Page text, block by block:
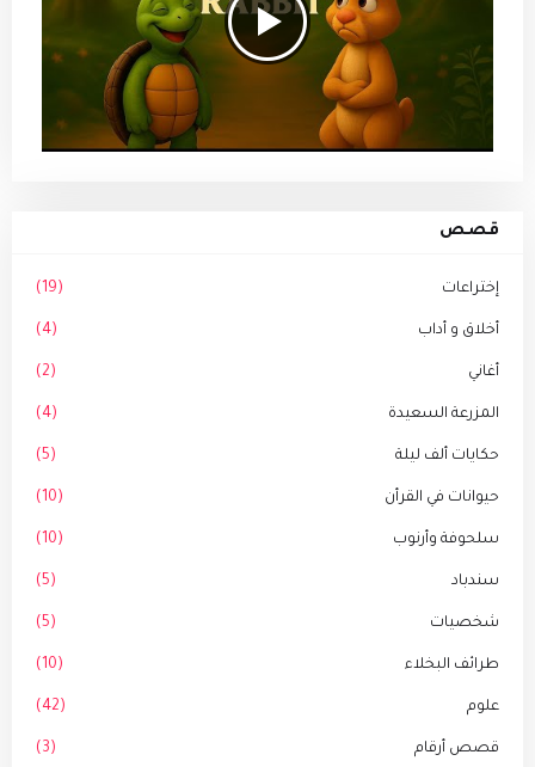
قصص
إختراعات (19)
أخلاق و أداب (4)
أغاني (2)
المزرعة السعيدة (4)
حكايات ألف ليلة (5)
حيوانات في القرأن (10)
سلحوفة وأرنوب (10)
سندباد (5)
شخصيات (5)
طرائف البخلاء (10)
علوم (42)
قصص أرقام (3)